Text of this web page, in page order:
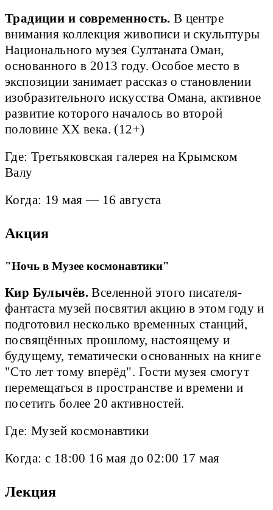
Традиции и современность. В центре
внимания коллекция живописи и скульптуры
Национального музея Султаната Оман,
основанного в 2013 году. Особое место в
экспозиции занимает рассказ о становлении
изобразительного искусства Омана, активное
развитие которого началось во второй
половине XX века. (12+)
Где: Третьяковская галерея на Крымском
Валу
Когда: 19 мая — 16 августа
Акция
"Ночь в Музее космонавтики"
Кир Булычёв.Вселенной этого писателя-
фантаста музей посвятил акцию в этом году и
подготовил несколько временных станций,
посвящённых прошлому, настоящему и
будущему, тематически основанных на книге
"Сто лет тому вперёд". Гости музея смогут
перемещаться в пространстве и времени и
посетить более 20 активностей.
Где: Музей космонавтики
Когда: с 18:00 16 мая до 02:00 17 мая
Лекция